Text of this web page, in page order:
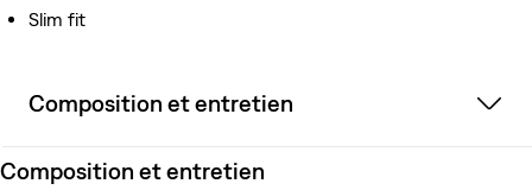
Slim fit
Composition et entretien
Composition et entretien